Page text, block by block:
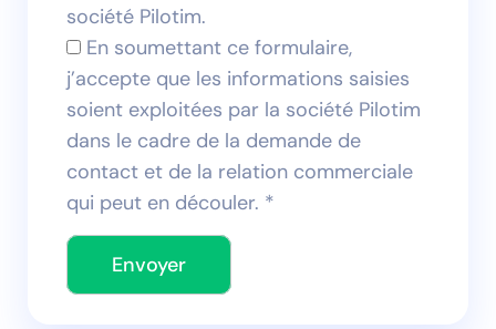
société Pilotim.
En soumettant ce formulaire,
j’accepte que les informations saisies
soient exploitées par la société Pilotim
dans le cadre de la demande de
contact et de la relation commerciale
qui peut en découler. *
Envoyer